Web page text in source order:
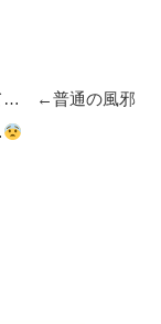
… ←普通の風邪